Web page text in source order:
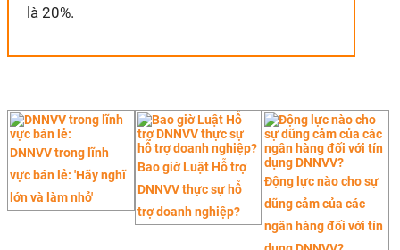
là 20%.
DNNVV trong lĩnh
vực bán lẻ: 'Hãy nghĩ
lớn và làm nhỏ'
Bao giờ Luật Hỗ trợ
DNNVV thực sự hỗ
trợ doanh nghiệp?
Động lực nào cho sự
dũng cảm của các
ngân hàng đối với tín